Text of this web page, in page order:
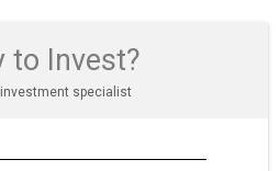
to Invest?
specialist